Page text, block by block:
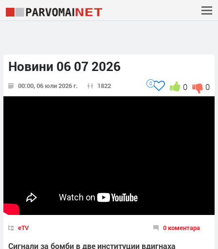
Новини 06 07 2026
00:00, 06 юли 2026 г. 1822 0
0
0
eTV 0 коментара
Сигнали за бомби в две институции вдигнаха